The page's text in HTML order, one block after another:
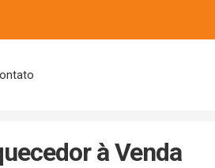
à Venda